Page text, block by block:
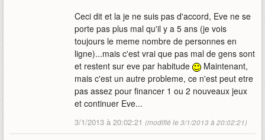
Ceci dit et la je ne suis pas d'accord, Eve ne se
porte pas plus mal qu'il y a 5 ans (je vois
toujours le meme nombre de personnes en
ligne)...mais c'est vrai que pas mal de gens sont
et restent sur eve par habitude
Maintenant,
mais c'est un autre probleme, ce n'est peut etre
pas assez pour financer 1 ou 2 nouveaux jeux
et continuer Eve...
3/1/2013 à 20:02:21 (modifié le 3/1/2013 à 20:02:21)